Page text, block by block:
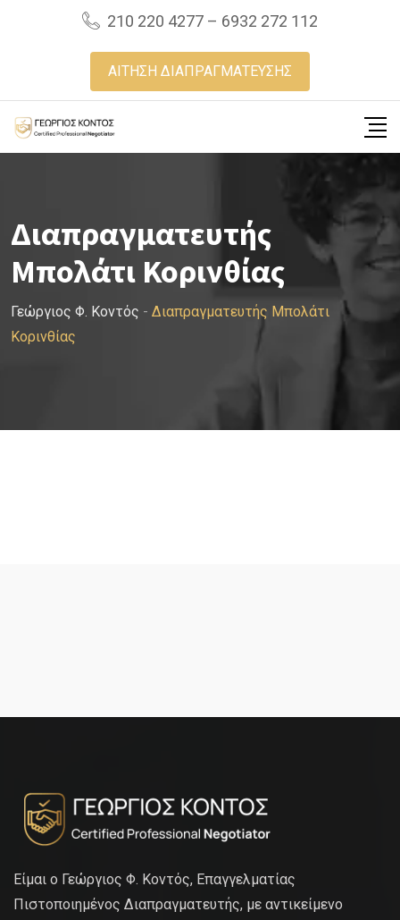
210 220 4277 – 6932 272 112
ΑΙΤΗΣΗ ΔΙΑΠΡΑΓΜΑΤΕΥΣΗΣ
Διαπραγματευτής
Μπολάτι Κορινθίας
Γεώργιος Φ. Κοντός - Διαπραγματευτής Μπολάτι
Κορινθίας
Είμαι ο Γεώργιος Φ. Κοντός, Επαγγελματίας
Πιστοποιημένος Διαπραγματευτής, με αντικείμενο